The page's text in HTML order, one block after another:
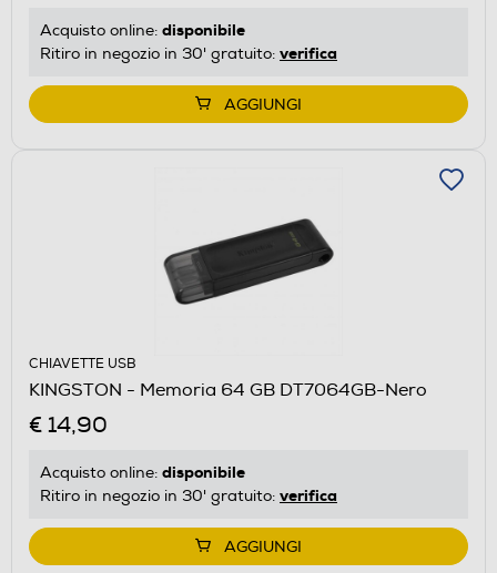
Acquisto online: disponibile
Ritiro in negozio in 30' gratuito: verifica
AGGIUNGI
CHIAVETTE USB
KINGSTON - Memoria 64 GB DT7064GB-Nero
€ 14,90
Acquisto online: disponibile
Ritiro in negozio in 30' gratuito: verifica
AGGIUNGI